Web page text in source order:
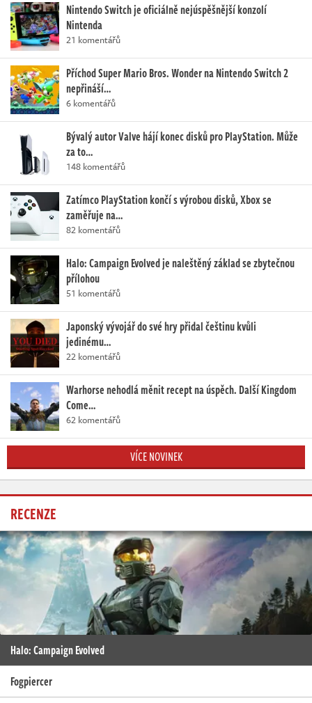
Nintendo Switch je oficiálně nejúspěšnější konzolí
Nintenda
21 komentářů
Příchod Super Mario Bros. Wonder na Nintendo Switch 2
nepřináší…
6 komentářů
Bývalý autor Valve hájí konec disků pro PlayStation. Může
za to…
148 komentářů
Zatímco PlayStation končí s výrobou disků, Xbox se
zaměřuje na…
82 komentářů
Halo: Campaign Evolved je naleštěný základ se zbytečnou
přílohou
51 komentářů
Japonský vývojář do své hry přidal češtinu kvůli
jedinému…
22 komentářů
Warhorse nehodlá měnit recept na úspěch. Další Kingdom
Come…
62 komentářů
VÍCE NOVINEK
RECENZE
Halo: Campaign Evolved
Fogpiercer